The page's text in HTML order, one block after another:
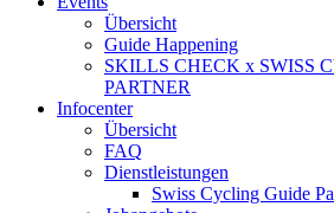
Übersicht
Guide Happening
SKILLS CHECK x SWISS
PARTNER
Infocenter
Übersicht
FAQ
Dienstleistungen
Swiss Cycling Guide